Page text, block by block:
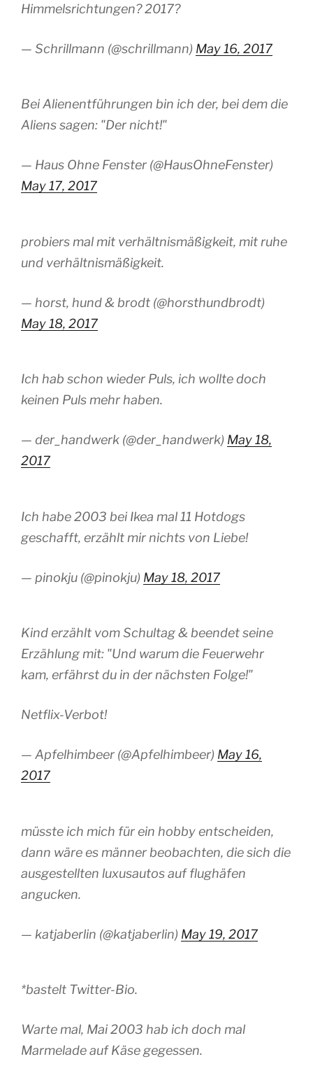
Himmelsrichtungen? 2017?
— Schrillmann (@schrillmann) May 16, 2017
Bei Alienentführungen bin ich der, bei dem die
Aliens sagen: "Der nicht!"
— Haus Ohne Fenster (@HausOhneFenster)
May 17, 2017
probiers mal mit verhältnismäßigkeit, mit ruhe
und verhältnismäßigkeit.
— horst, hund & brodt (@horsthundbrodt)
May 18, 2017
Ich hab schon wieder Puls, ich wollte doch
keinen Puls mehr haben.
— der_handwerk (@der_handwerk) May 18,
2017
Ich habe 2003 bei Ikea mal 11 Hotdogs
geschafft, erzählt mir nichts von Liebe!
— pinokju (@pinokju) May 18, 2017
Kind erzählt vom Schultag & beendet seine
Erzählung mit: "Und warum die Feuerwehr
kam, erfährst du in der nächsten Folge!"
Netflix-Verbot!
— Apfelhimbeer (@Apfelhimbeer) May 16,
2017
müsste ich mich für ein hobby entscheiden,
dann wäre es männer beobachten, die sich die
ausgestellten luxusautos auf flughäfen
angucken.
— katjaberlin (@katjaberlin) May 19, 2017
*bastelt Twitter-Bio.
Warte mal, Mai 2003 hab ich doch mal
Marmelade auf Käse gegessen.